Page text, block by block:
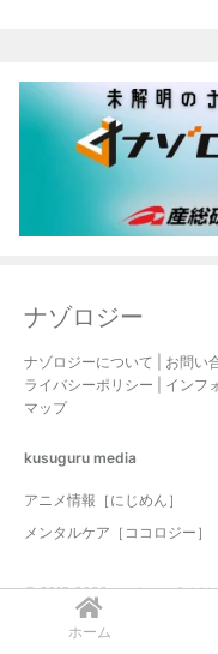
ホーム
ナゾロジー
ナゾロジーについて お問い
ライバシーポリシー
インフ
マップ
kusuguru media
アニメ情報［にじめん］
メンタルケア［ココロジー］
© 2017-2026 nazology. all